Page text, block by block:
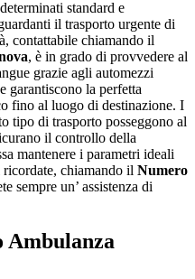
standard e
il trasporto urgente di
contattabile chiamando il
, è in grado di provvedere al
grazie agli automezzi
garantiscono la perfetta
fino al luogo di destinazione. I
tipo di trasporto posseggono al
il controllo della
mantenere i parametri ideali
chiamando il Numero
sempre un’ assistenza di
Ambulanza